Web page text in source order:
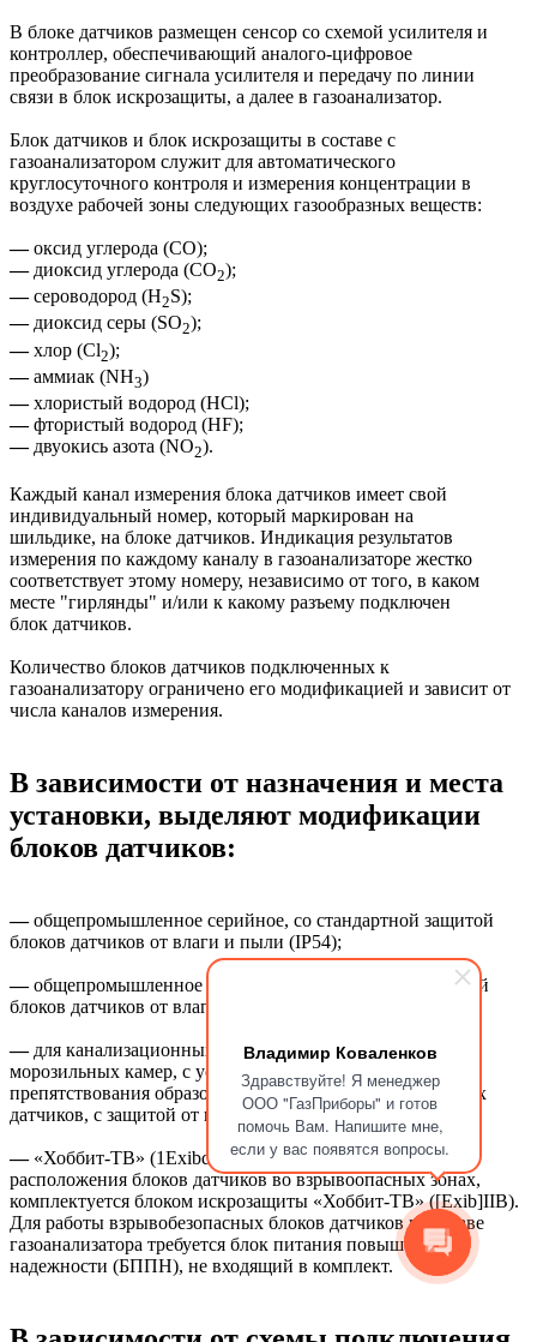
Владимир Коваленков
Здравствуйте! Я менеджер
ООО "ГазПриборы" и готов
помочь Вам. Напишите мне,
если у вас появятся вопросы.
В блоке датчиков размещен сенсор со схемой усилителя и
контроллер, обеспечивающий аналого-цифровое
преобразование сигнала усилителя и передачу по линии
связи в блок искрозащиты, а далее в газоанализатор.
Блок датчиков и блок искрозащиты в составе с
газоанализатором служит для автоматического
круглосуточного контроля и измерения концентрации в
воздухе рабочей зоны следующих газообразных веществ:
—оксид углерода (CO);
—диоксид углерода (СО2);
—сероводород (H2S);
—диоксид серы (SO2);
—хлор (Cl2);
—аммиак (NH3)
—хлористый водород (HCl);
—фтористый водород (HF);
—двуокись азота (NO2).
Каждый канал измерения блока датчиков имеет свой
индивидуальный номер, который маркирован на
шильдике, на блоке датчиков. Индикация результатов
измерения по каждому каналу в газоанализаторе жестко
соответствует этому номеру, независимо от того, в каком
месте "гирлянды" и/или к какому разъему подключен
блок датчиков.
Количество блоков датчиков подключенных к
газоанализатору ограничено его модификацией и зависит от
числа каналов измерения.
В зависимости от назначения и места
установки, выделяют модификации
блоков датчиков:
—общепромышленное серийное, со стандартной защитой
блоков датчиков от влаги и пыли (IP54);
—общепромышленное серийное, с повышенной защитой
блоков датчиков от влаги и пыли (IP65);
—для канализационных-насосных станций (КНС) и
морозильных камер, с установленным подогревом для
препятствования образования конденсата и инея в блоках
датчиков, с защитой от влаги и пыли (IP65);
—«Хоббит-ТВ» (1ExibdIIBT6) взрывобезопасное, для
расположения блоков датчиков во взрывоопасных зонах,
комплектуется блоком искрозащиты «Хоббит-ТВ» ([Exib]IIВ).
Для работы взрывобезопасных блоков датчиков в составе
газоанализатора требуется блок питания повышенной
надежности (БППН), не входящий в комплект.